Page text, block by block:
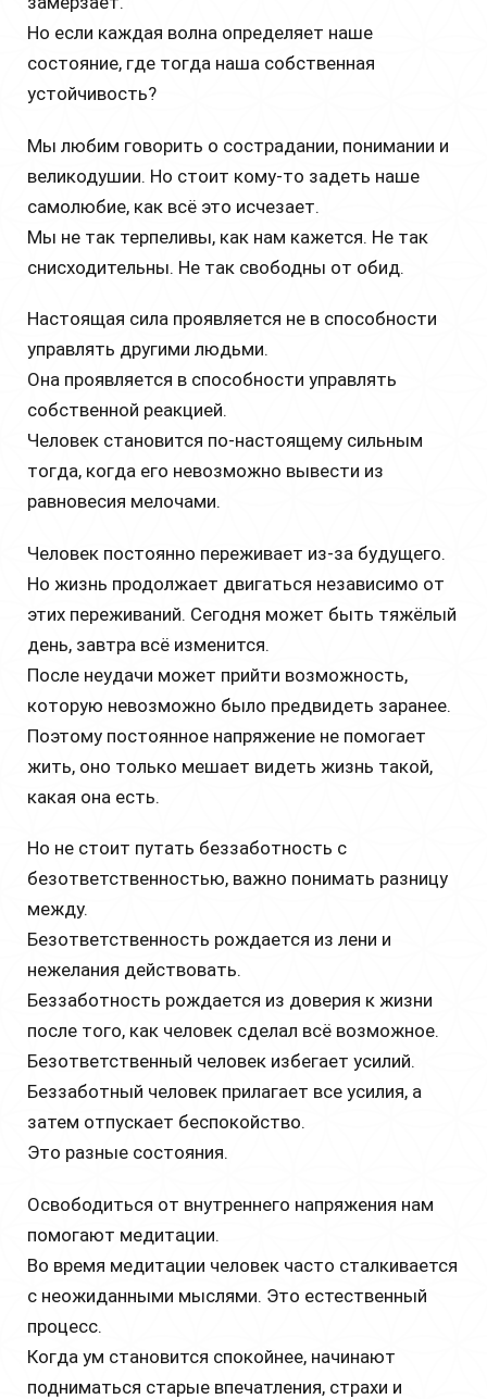
Но если каждая волна определяет наше
состояние, где тогда наша собственная
устойчивость?
Мы любим говорить о сострадании, понимании и
великодушии. Но стоит кому-то задеть наше
самолюбие, как всё это исчезает.
Мы не так терпеливы, как нам кажется. Не так
снисходительны. Не так свободны от обид.
Настоящая сила проявляется не в способности
управлять другими людьми.
Она проявляется в способности управлять
собственной реакцией.
Человек становится по-настоящему сильным
тогда, когда его невозможно вывести из
равновесия мелочами.
Человек постоянно переживает из-за будущего.
Но жизнь продолжает двигаться независимо от
этих переживаний. Сегодня может быть тяжёлый
день, завтра всё изменится.
После неудачи может прийти возможность,
которую невозможно было предвидеть заранее.
Поэтому постоянное напряжение не помогает
жить, оно только мешает видеть жизнь такой,
какая она есть.
Но не стоит путать беззаботность с
безответственностью, важно понимать разницу
между.
Безответственность рождается из лени и
нежелания действовать.
Беззаботность рождается из доверия к жизни
после того, как человек сделал всё возможное.
Безответственный человек избегает усилий.
Беззаботный человек прилагает все усилия, а
затем отпускает беспокойство.
Это разные состояния.
Освободиться от внутреннего напряжения нам
помогают медитации.
Во время медитации человек часто сталкивается
с неожиданными мыслями. Это естественный
процесс.
Когда ум становится спокойнее, начинают
подниматься старые впечатления, страхи и